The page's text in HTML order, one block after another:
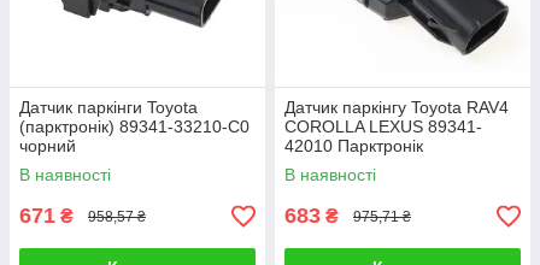
Датчик паркінги Toyota
(парктронік) 89341-33210-C0
чорний
В наявності
671 ₴ 958,57 ₴
Датчик паркінгу Toyota RAV4
COROLLA LEXUS 89341-
42010 Парктронік
В наявності
683 ₴ 975,71 ₴